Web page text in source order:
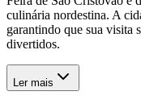
culinária nordestina. A
garantindo que sua visita
divertidos.
Ler mais